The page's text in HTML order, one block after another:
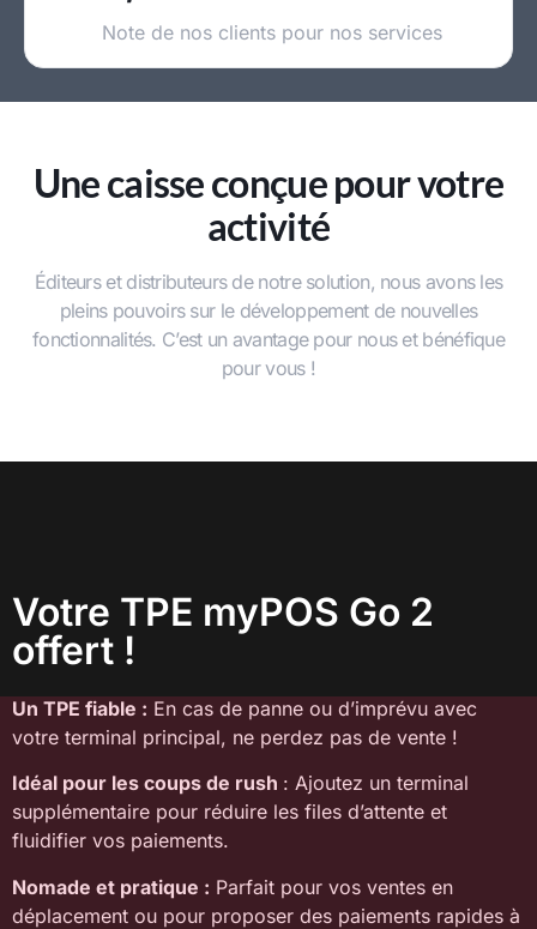
Note de nos clients pour nos services
Une caisse conçue pour votre
activité
Éditeurs et distributeurs de notre solution, nous avons les
pleins pouvoirs sur le développement de nouvelles
fonctionnalités. C’est un avantage pour nous et bénéfique
pour vous !
Votre TPE myPOS Go 2
offert !
Un TPE fiable : En cas de panne ou d’imprévu avec
votre terminal principal, ne perdez pas de vente !
Idéal pour les coups de rush : Ajoutez un terminal
supplémentaire pour réduire les files d’attente et
fluidifier vos paiements.
Nomade et pratique : Parfait pour vos ventes en
déplacement ou pour proposer des paiements rapides à